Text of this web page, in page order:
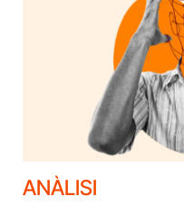
ANÀLISI